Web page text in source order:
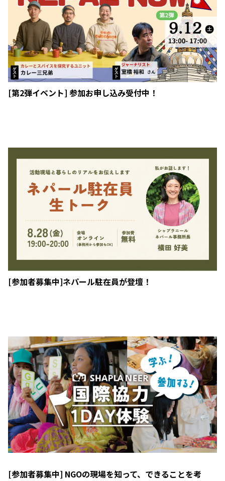
[第2弾イベント] 参加お申し込み受付中！
[参加者募集中]ネパール駐在員が登壇！
[参加者募集中] NGOの現場を知って、できることを考